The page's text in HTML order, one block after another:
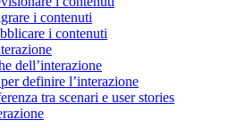
i contenuti
i contenuti
dell’interazione
definire l’interazione
tra scenari e user stories